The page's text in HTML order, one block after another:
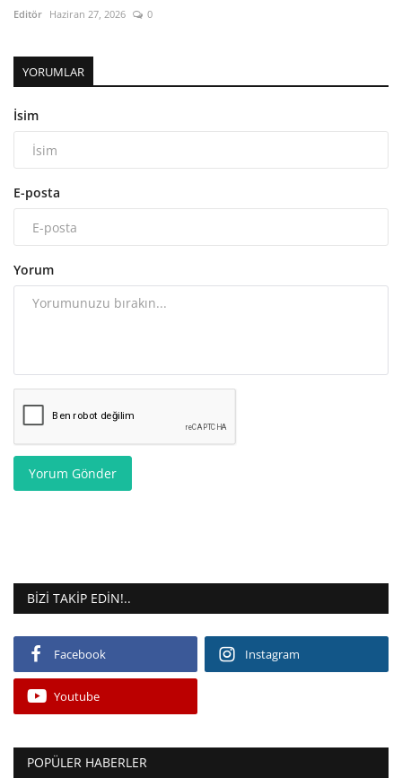
Editör Haziran 27, 2026 0
YORUMLAR
İsim
E-posta
Yorum
Yorum Gönder
BIZI TAKIP EDIN!..
Facebook Instagram
Youtube
POPÜLER HABERLER